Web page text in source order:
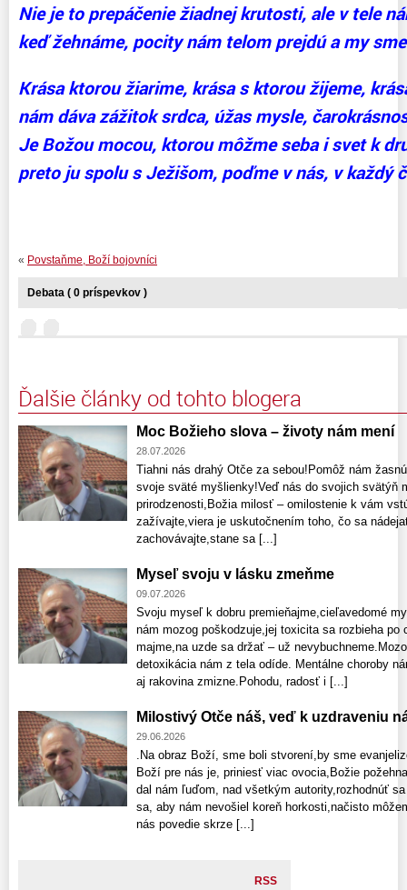
Nie je to prepáčenie žiadnej krutosti, ale v tele
keď žehnáme, pocity nám telom prejdú a my
Krása ktorou žiarime, krása s ktorou žijeme,
nám dáva zážitok srdca, úžas mysle,
Je Božou mocou, ktorou môžme seba i svet k
preto ju spolu s Ježišom, poďme v nás, v každý
« Povstaňme, Boží bojovníci
Debata ( 0 príspevkov )
Ďalšie články od tohto blogera
Moc Božieho slova – životy nám mení
28.07.2026
Tiahni nás drahý Otče za sebou!Pomôž nám
svoje sväté myšlienky!Veď nás do svojich svätýň
prirodzenosti,Božia milosť – omilostenie k vám
zažívajte,viera je uskutočnením toho, čo sa
zachovávajte,stane sa [...]
Myseľ svoju v lásku zmeňme
09.07.2026
Svoju myseľ k dobru premieňajme,cieľavedomé
nám mozog poškodzuje,jej toxicita sa rozbieha po
majme,na uzde sa držať – už
detoxikácia nám z tela odíde. Mentálne choroby
aj rakovina zmizne.Pohodu, radosť i [...]
Milostivý Otče náš, veď k uzdraveniu
29.06.2026
.Na obraz Boží, sme boli stvorení,by sme
Boží pre nás je, priniesť viac ovocia,Božie
dal nám ľuďom, nad všetkým autority,rozhodnúť
sa, aby nám nevošiel koreň horkosti,načisto
nás povedie skrze [...]
RSS